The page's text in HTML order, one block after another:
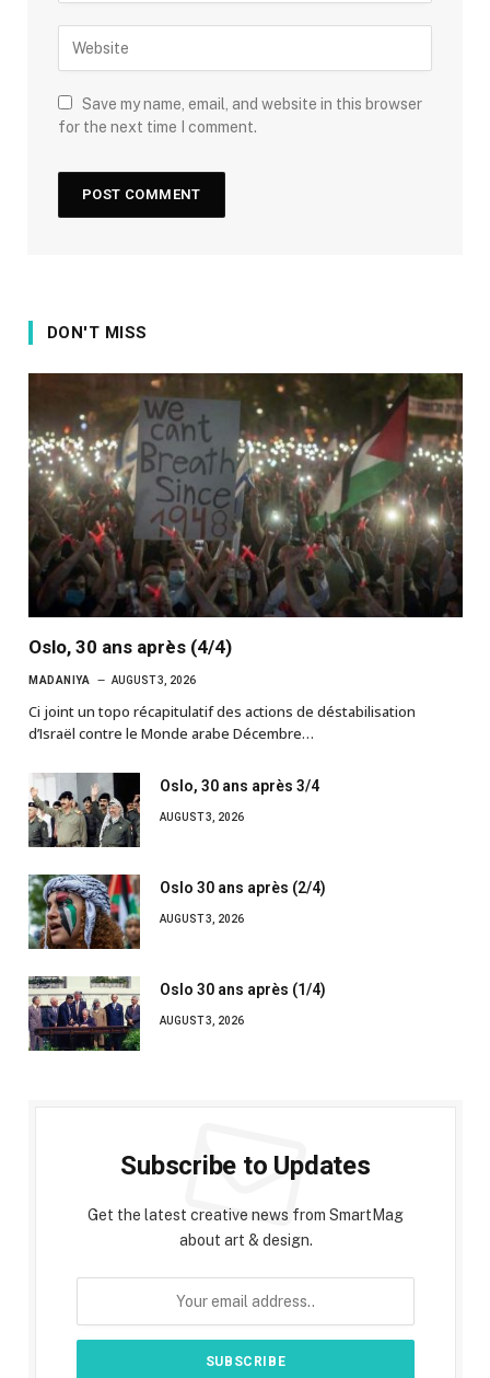
Save my name, email, and website in this browser
for the next time I comment.
DON'T MISS
Oslo, 30 ans après (4/4)
MADANIYA AUGUST 3, 2026
Ci joint un topo récapitulatif des actions de déstabilisation
d’Israël contre le Monde arabe Décembre…
Oslo, 30 ans après 3/4
AUGUST 3, 2026
Oslo 30 ans après (2/4)
AUGUST 3, 2026
Oslo 30 ans après (1/4)
AUGUST 3, 2026
Subscribe to Updates
Get the latest creative news from SmartMag
about art & design.